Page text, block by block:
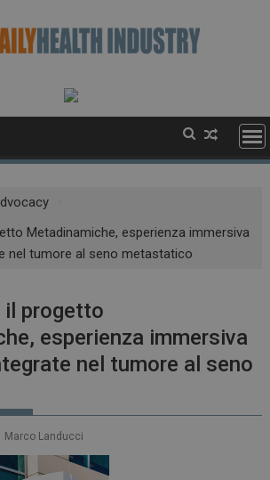
Metadinamiche, esperienza immersiva
nel tumore al seno metastatico
il progetto
esperienza immersiva
nel tumore al seno
Marco Landucci